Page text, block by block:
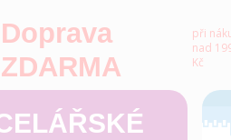
Doprava
ZDARMA
při
nad
Kč